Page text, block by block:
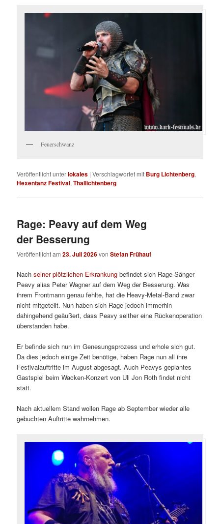
Feuerschwanz
Veröffentlicht unterlokales |Verschlagwortet mit Burg Lichtenberg,
Hexentanz Festival,Thallichtenberg
Rage: Peavy auf dem Weg
der Besserung
Veröffentlicht am23. Juli 2026vonStefan Frühauf
Nachseiner plötzlichen Erkrankung befindet sich Rage-Sänger
Peavy alias Peter Wagner auf dem Weg der Besserung. Was
ihrem Frontmann genau fehlte, hat die Heavy-Metal-Band zwar
nicht mitgeteilt. Nun haben sich Rage jedoch immerhin
dahingehend geäußert, dass Peavy seither eine Rückenoperation
überstanden habe.
Er befinde sich nun im Genesungsprozess und erhole sich gut.
Da dies jedoch einige Zeit benötige, haben Rage nun all ihre
Festivalauftritte im August abgesagt. Auch Peavys geplantes
Gastspiel beim Wacken-Konzert von Uli Jon Roth findet nicht
statt.
Nach aktuellem Stand wollen Rage ab September wieder alle
gebuchten Auftritte wahrnehmen.